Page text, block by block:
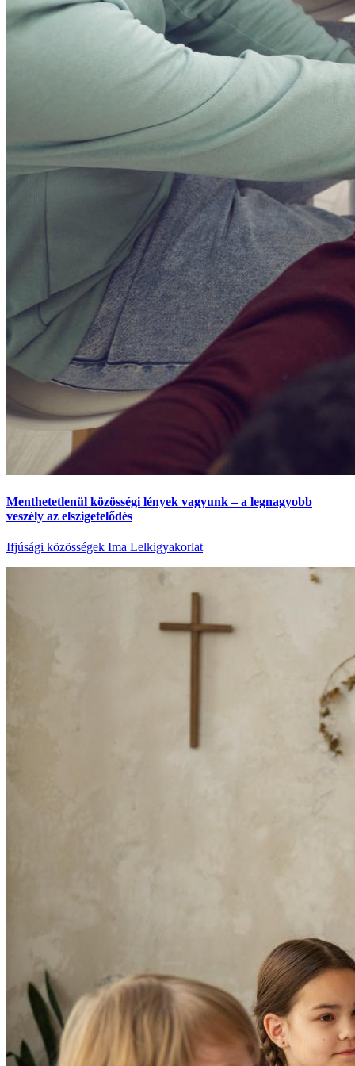
Menthetetlenül közösségi lények vagyunk – a legnagyobb
veszély az elszigetelődés
Ifjúsági közösségek Ima Lelkigyakorlat